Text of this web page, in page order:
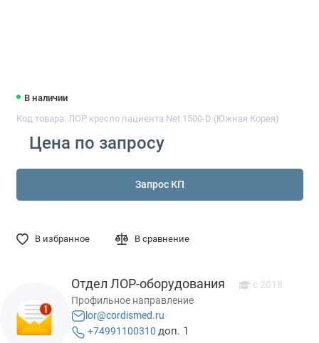
В наличии
Код товара: ЛОР кресло пациента Net 1500-D (Южная Корея)
Цена по запросу
Запрос КП
В избранное В сравнение
Отдел ЛОР-оборудования c 2018
Профильное направление
lor@cordismed.ru
+74991100310 доп. 1